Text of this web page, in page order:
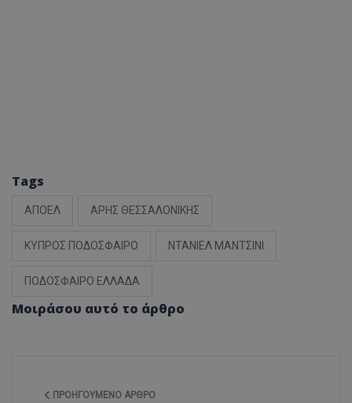
Tags
ΑΠΟΕΛ ΑΡΗΣ ΘΕΣΣΑΛΟΝΙΚΗΣ
ΚΥΠΡΟΣ ΠΟΔΟΣΦΑΙΡΟ ΝΤΑΝΙΕΛ ΜΑΝΤΣΙΝΙ
ΠΟΔΟΣΦΑΙΡΟ ΕΛΛΑΔΑ
Μοιράσου αυτό το άρθρο
ΠΡΟΗΓΟΎΜΕΝΟ ΆΡΘΡΟ